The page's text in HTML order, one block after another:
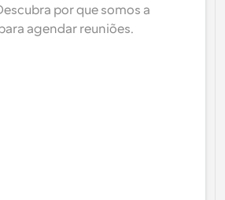
por que somos a
agendar reuniões.